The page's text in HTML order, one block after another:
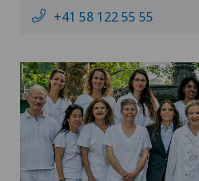
+41 58 122 55 55